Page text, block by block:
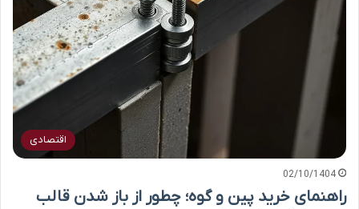
اقتصادی
02/10/1404
راهنمای خرید پین و گوه؛ چطور از باز شدن قالب